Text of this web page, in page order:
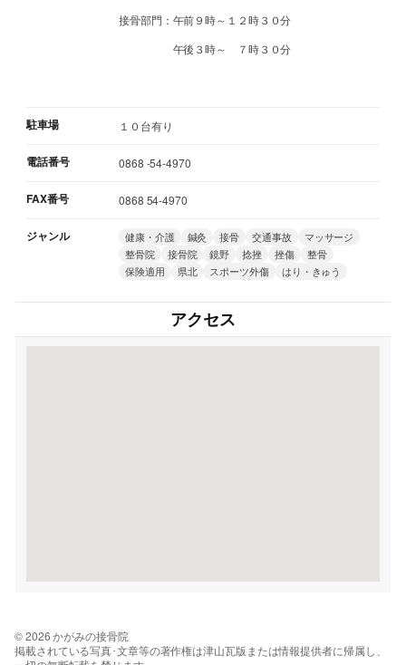
接骨部門：午前９時～１２時３０分
午後３時～ ７時３０分
駐車場 １０台有り
電話番号 0868 -54-4970
FAX番号 0868 54-4970
ジャンル 健康・介護 鍼灸 接骨 交通事故
マッサージ
整骨院
接骨院 鏡野 捻挫 挫傷
整骨
保険適用
県北 スポーツ外傷 はり・きゅう
アクセス
© 2026 かがみの接骨院
掲載されている写真･文章等の著作権は津山瓦版または情報提供者に帰属し、